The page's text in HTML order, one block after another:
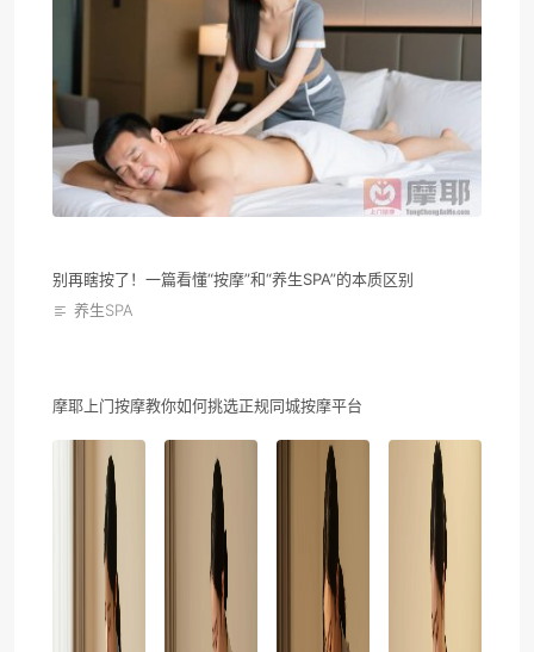
别再瞎按了！一篇看懂“按摩”和“养生SPA”的本质区别
养生SPA
摩耶上门按摩教你如何挑选正规同城按摩平台